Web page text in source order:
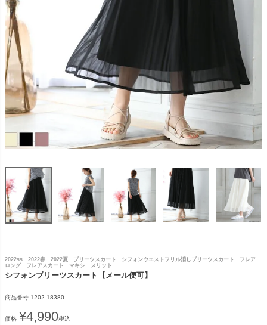
2022ss 2022春 2022夏 プリーツスカート シフォンウエストフリル消しプリーツスカート フレア
ロング フレアスカート マキシ スリット
シフォンプリーツスカート【メール便可】
商品番号 1202-18380
価格 ¥4,990税込